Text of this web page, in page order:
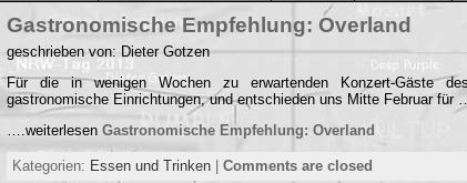
Gastronomische Empfehlung: Overland
geschrieben von: Dieter Gotzen
Für die in wenigen Wochen zu erwartenden Konzert-Gäste
gastronomische Einrichtungen, und entschieden uns Mitte Februar für …
….weiterlesen Gastronomische Empfehlung: Overland
Kategorien: Essen und Trinken Comments are closed